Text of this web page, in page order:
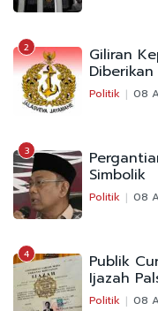
2 Giliran
Politik 08
3
Simbolik
Politik 08
4 Publik
Ijazah
Politik 08